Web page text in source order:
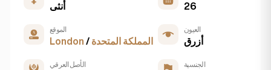
أنثى 26
الموقع
London / المملكة المتحدة
العيون
أزرق
الأصل العرقي الجنسية